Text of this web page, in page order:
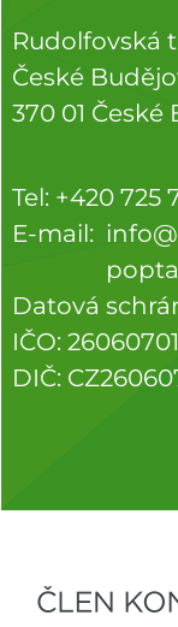
Rudolfovská
České
370 01
Tel: +420 725
E-mail:
Datová
IČO: 26060701
DIČ: